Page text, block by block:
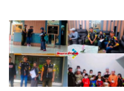
Menjelang Acara Sunatan
Massal dan Santunan Anak
Yatim